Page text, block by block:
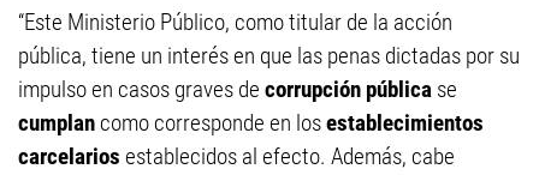
“Este Ministerio Público, como titular de la acción
pública, tiene un interés en que las penas dictadas por su
impulso en casos graves de corrupción pública se
cumplan como corresponde en losestablecimientos
carcelarios establecidos al efecto. Además, cabe